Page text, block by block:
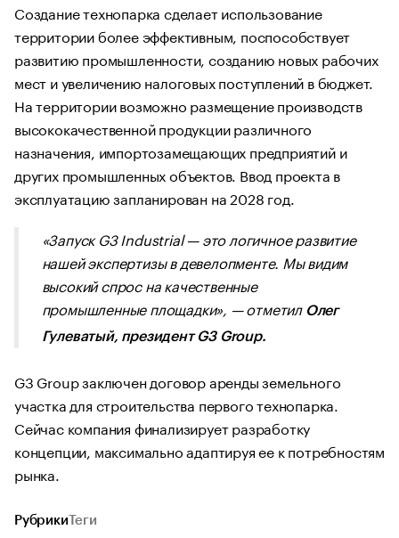
Создание технопарка сделает использование
территории более эффективным, поспособствует
развитию промышленности, созданию новых рабочих
мест и увеличению налоговых поступлений в бюджет.
На территории возможно размещение производств
высококачественной продукции различного
назначения, импортозамещающих предприятий и
других промышленных объектов. Ввод проекта в
эксплуатацию запланирован на 2028 год.
«Запуск G3 Industrial — это логичное развитие
нашей экспертизы в девелопменте. Мы видим
высокий спрос на качественные
промышленные площадки», — отметилОлег
Гулеватый, президент G3 Group.
G3 Group заключен договор аренды земельного
участка для строительства первого технопарка.
Сейчас компания финализирует разработку
концепции, максимально адаптируя ее к потребностям
рынка.
Рубрики Теги